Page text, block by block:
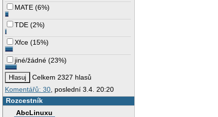
MATE (6%)
TDE (2%)
Xfce (15%)
jiné/žádné (23%)
Celkem 2327 hlasů
Komentářů: 30, poslední 3.4. 20:20
Rozcestník
AbcLinuxu